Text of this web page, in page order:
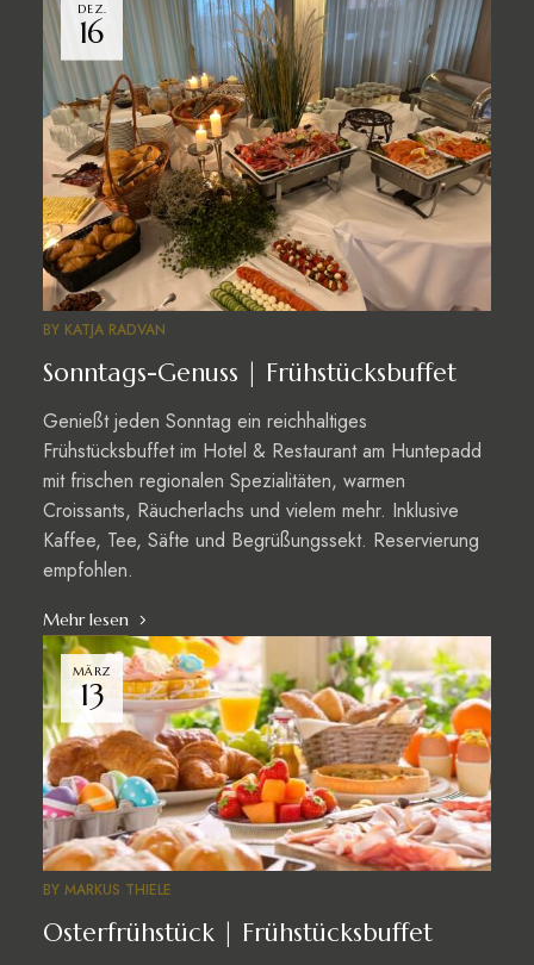
DEZ.
16
BY KATJA RADVAN
Sonntags-Genuss | Frühstücksbuffet
Genießt jeden Sonntag ein reichhaltiges
Frühstücksbuffet im Hotel & Restaurant am Huntepadd
mit frischen regionalen Spezialitäten, warmen
Croissants, Räucherlachs und vielem mehr. Inklusive
Kaffee, Tee, Säfte und Begrüßungssekt. Reservierung
empfohlen.
Mehr lesen
MÄRZ
13
BY MARKUS THIELE
Osterfrühstück | Frühstücksbuffet